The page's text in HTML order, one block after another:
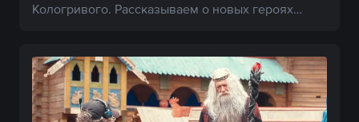
Кологривого. Рассказываем о новых героях